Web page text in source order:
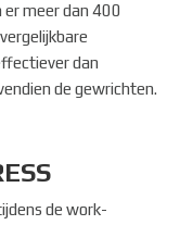
meer dan 400
dan
de gewrichten.
de work-